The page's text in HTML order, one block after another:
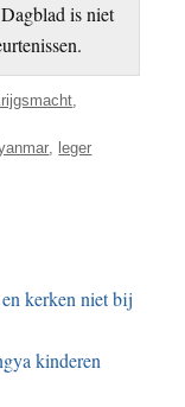
is niet
leger
kerken niet bij
kinderen